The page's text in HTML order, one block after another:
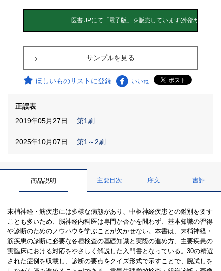
サンプルを見る
ほしいものリストに登録 いいね
正誤表
2019年05月27日
第1刷
2025年10月07日 第1～2刷
商品説明 主要目次 序文 書評
末梢神経・筋疾患には多様な病態があり、中枢神経疾患との鑑別を要す
ことも多いため、脳神経内科医は専門か否かを問わず、基本知識の習得
や診断のためのノウハウを学ぶことが欠かせない。本書は、末梢神経・
筋疾患の診断に必要な各種検査の基礎知識と実際の進め方、主要疾患の
実臨床における対応をやさしく解説した入門書となっている。30の精選
された症例を収載し、診断の要点をクイズ形式で示すことで、腕試しを